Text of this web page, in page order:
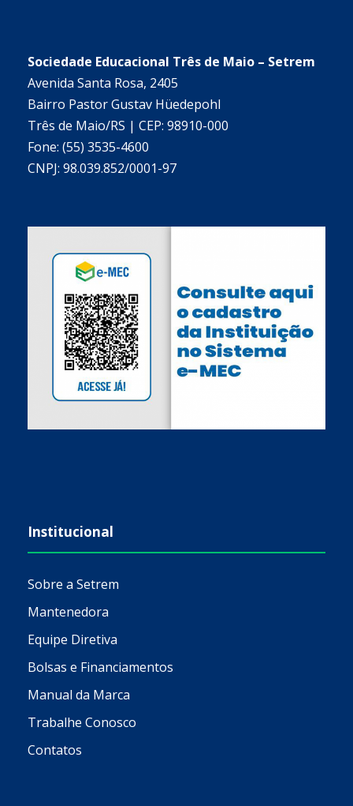
Sociedade Educacional Três de Maio – Setrem
Avenida Santa Rosa, 2405
Bairro Pastor Gustav Hüedepohl
Três de Maio/RS | CEP: 98910-000
Fone: (55) 3535-4600
CNPJ: 98.039.852/0001-97
Institucional
Sobre a Setrem
Mantenedora
Equipe Diretiva
Bolsas e Financiamentos
Manual da Marca
Trabalhe Conosco
Contatos